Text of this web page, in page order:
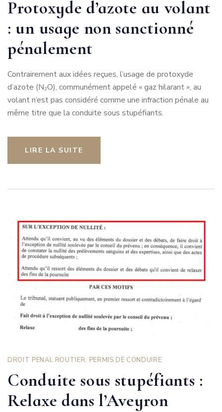
Protoxyde d’azote au volant
: un usage non sanctionné
pénalement
Contrairement aux idées reçues, l’usage de protoxyde
d’azote (N₂O), communément appelé « gaz hilarant », au
volant n’est pas considéré comme une infraction pénale au
même titre que la conduite sous stupéfiants.
LIRE LA SUITE
DROIT PENAL ROUTIER, PERMIS DE CONDUIRE
Conduite sous stupéfiants :
Relaxe dans l’Aveyron